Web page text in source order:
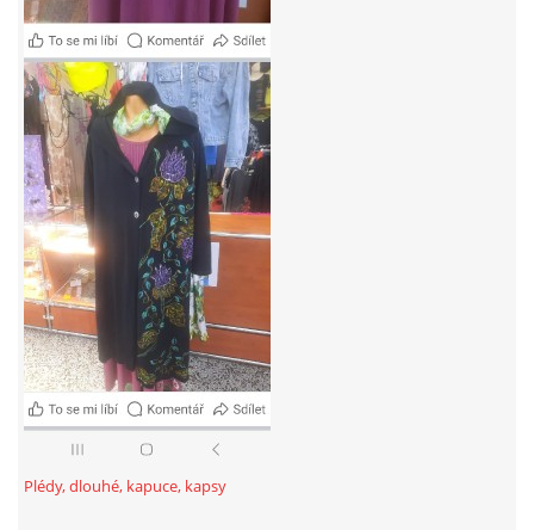
Plédy, dlouhé, kapuce, kapsy